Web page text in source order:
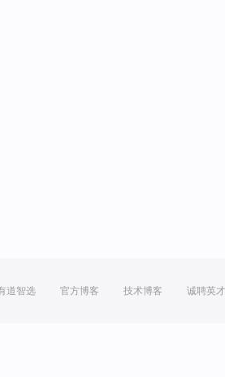
道智选 官方博客 技术博客 诚聘英才